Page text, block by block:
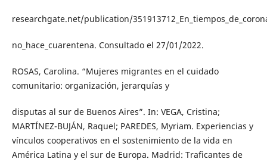
researchgate.net/publication/
no_hace_cuarentena. Consultado el 27/01/2022.
ROSAS, Carolina. “Mujeres migrantes en el cuidado
comunitario: organización, jerarquías y
disputas al sur de Buenos Aires”. In: VEGA, Cristina;
MARTÍNEZ-BUJÁN, Raquel; PAREDES, Myriam. Experiencias y
vínculos cooperativos en el sostenimiento de la vida en
América Latina y el sur de Europa. Madrid: Traficantes de